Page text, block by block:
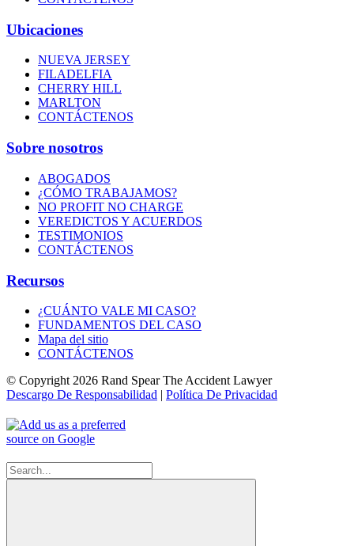
Ubicaciones
NUEVA JERSEY
FILADELFIA
CHERRY HILL
MARLTON
CONTÁCTENOS
Sobre nosotros
ABOGADOS
¿CÓMO TRABAJAMOS?
NO PROFIT NO CHARGE
VEREDICTOS Y ACUERDOS
TESTIMONIOS
CONTÁCTENOS
Recursos
¿CUÁNTO VALE MI CASO?
FUNDAMENTOS DEL CASO
Mapa del sitio
CONTÁCTENOS
© Copyright 2026 Rand Spear The Accident Lawyer
Descargo De Responsabilidad | Política De Privacidad